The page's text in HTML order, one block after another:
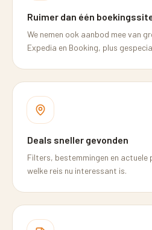
Ruimer dan één
We nemen ook aanbod mee van
Expedia en Booking, plus
Deals sneller gevonden
Filters, bestemmingen en actuele
welke reis nu interessant is.